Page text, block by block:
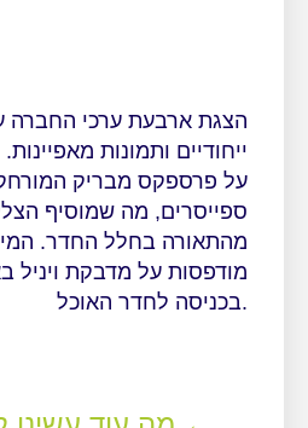
הצגת ארבעת ערכי החברה
ייחודיים ותמונות
על פרספקס מבריק
ספייסרים, מה שמוסיף
מהתאורה בחלל החדר.
מודפסות על מדבקת ויניל
בכניסה לחדר האוכל.